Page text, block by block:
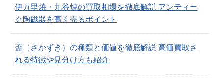
伊万里焼・九谷焼の買取相場を徹底解説 アンティー
ク陶磁器を高く売るポイント
盃（さかずき）の種類と価値を徹底解説 高価買取さ
れる特徴や見分け方も紹介